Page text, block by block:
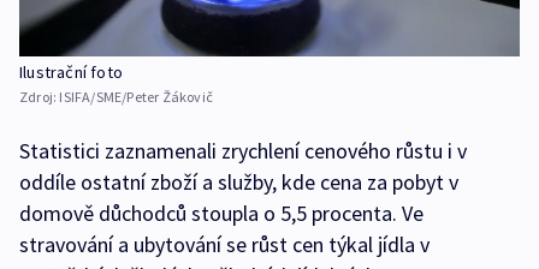
Ilustrační foto
Zdroj: ISIFA/SME/Peter Žákovič
Statistici zaznamenali zrychlení cenového růstu i v
oddíle ostatní zboží a služby, kde cena za pobyt v
domově důchodců stoupla o 5,5 procenta. Ve
stravování a ubytování se růst cen týkal jídla v